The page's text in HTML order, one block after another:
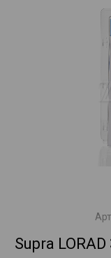
Supra LORAD